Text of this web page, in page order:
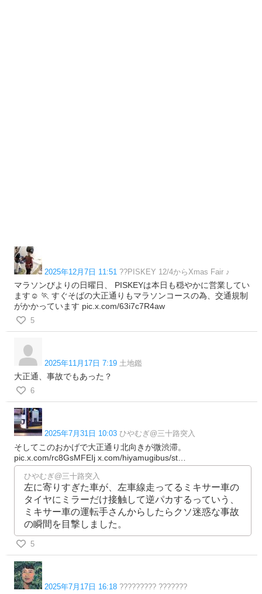
2025年12月7日 11:51 ??PISKEY 12/4からXmas Fair ♪
マラソンびよりの日曜日、 PISKEYは本日も穏やかに営業してい
ます☺️ 🏃 すぐそばの大正通りもマラソンコースの為、交通規制
がかかっています pic.x.com/63i7c7R4aw
5
2025年11月17日 7:19 土地鑑
大正通、事故でもあった？
6
2025年7月31日 10:03 ひやむぎ@三十路突入
そしてこのおかげで大正通り北向きが微渋滞。
pic.x.com/rc8GsMFEIj x.com/hiyamugibus/st…
ひやむぎ@三十路突入
左に寄りすぎた車が、左車線走ってるミキサー車の
タイヤにミラーだけ接触して逆パカするっていう、
ミキサー車の運転手さんからしたらクソ迷惑な事故
の瞬間を目撃しました。
5
2025年7月17日 16:18 ????????? ???????